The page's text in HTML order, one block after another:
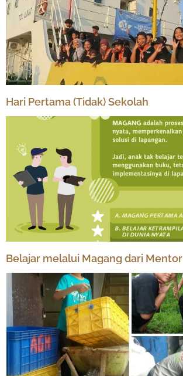
Hari Pertama (Tidak) Sekolah
Belajar melalui Magang dari Mentor